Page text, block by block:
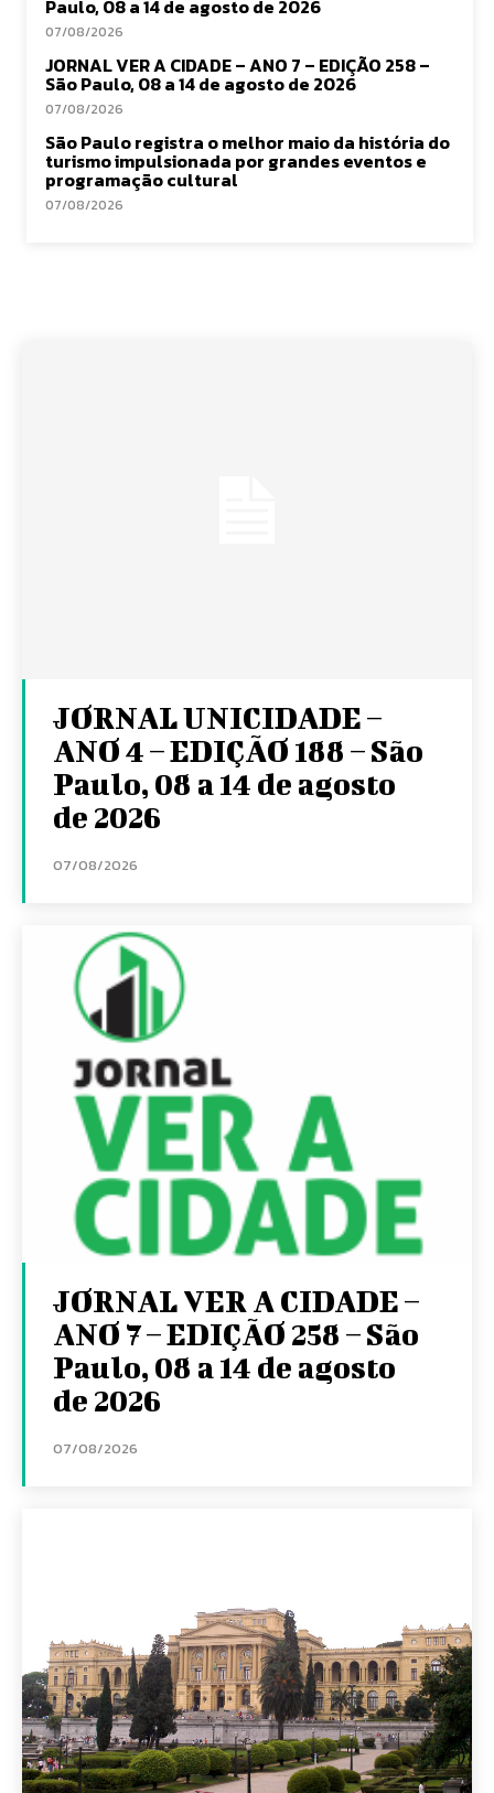
Paulo, 08 a 14 de agosto de 2026
07/08/2026
JORNAL VER A CIDADE – ANO 7 – EDIÇÃO 258 –
São Paulo, 08 a 14 de agosto de 2026
07/08/2026
São Paulo registra o melhor maio da história do
turismo impulsionada por grandes eventos e
programação cultural
07/08/2026
JORNAL UNICIDADE –
ANO 4 – EDIÇÃO 188 – São
Paulo, 08 a 14 de agosto
de 2026
07/08/2026
JORNAL VER A CIDADE –
ANO 7 – EDIÇÃO 258 – São
Paulo, 08 a 14 de agosto
de 2026
07/08/2026